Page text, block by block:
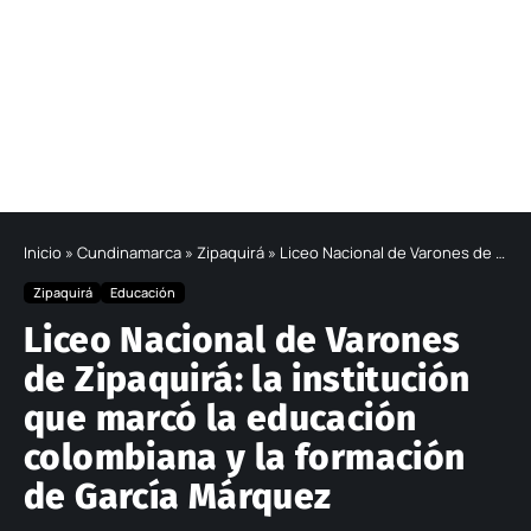
Inicio » Cundinamarca » Zipaquirá » Liceo Nacional de Varones de Zipaquirá: la institución que marcó la educación colombiana y la formación de García Márquez
Zipaquirá Educación
Liceo Nacional de Varones
de Zipaquirá: la institución
que marcó la educación
colombiana y la formación
de García Márquez